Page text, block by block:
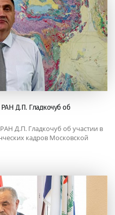
Д.П. Гладкочуб об
Д.П. Гладкочуб об участии в
кадров Московской